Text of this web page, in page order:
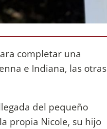
completar una
e Indiana, las otras
del pequeño
propia Nicole, su hijo